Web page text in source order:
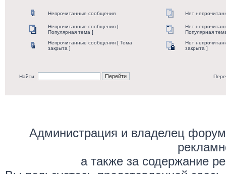
Непрочитанные сообщения Нет
Непрочитанные сообщения [
Популярная тема ]
Нет
Популярная
Непрочитанные сообщения [ Тема
закрыта ]
Нет
закрыта ]
Найти:
Администрация и владелец
а также за содержание